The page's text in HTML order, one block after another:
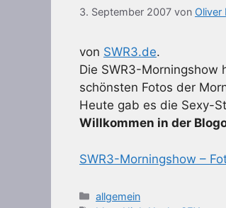
3. September 2007 von Oliver
von SWR3.de.
Die SWR3-
schönsten Fotos der
Heute gab es die Sexy-
Willkommen in der
SWR3-Morningshow –
Kategorien
allgemein